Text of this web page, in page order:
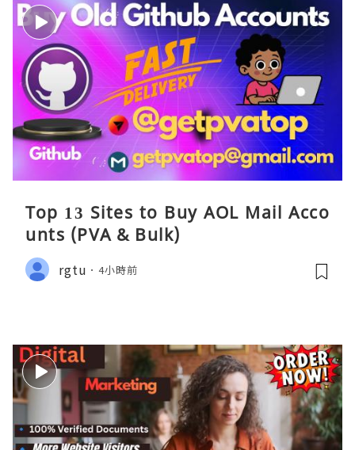
Top 13 Sites to Buy AOL Mail Acco
unts (PVA & Bulk)
rgtu 4小時前